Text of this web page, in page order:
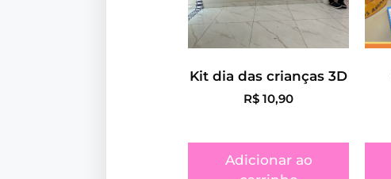
Kit dia das crianças 3D
R$ 10,90
Adicionar ao